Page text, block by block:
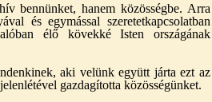
bennünket, hanem közösségbe. Arra
és egymással szeretetkapcsolatban
élő kövekké Isten országának
aki velünk együtt járta ezt az
gazdagította közösségünket.